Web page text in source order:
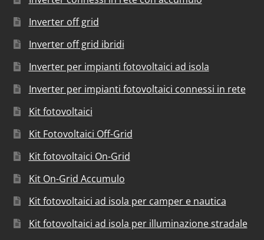
Inverter off grid
Inverter off grid ibridi
Inverter per impianti fotovoltaici ad isola
Inverter per impianti fotovoltaici connessi in rete
Kit fotovoltaici
Kit Fotovoltaici Off-Grid
Kit fotovoltaici On-Grid
Kit On-Grid Accumulo
Kit fotovoltaici ad isola per camper e nautica
Kit fotovoltaici ad isola per illuminazione stradale